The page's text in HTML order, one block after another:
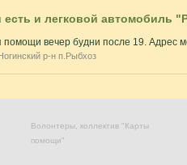
и легковой автомобиль
помощи вечер будни после 19. Адрес
р-н п.Рыбхоз
Волонтеры, коллектив "Карты
помощи"